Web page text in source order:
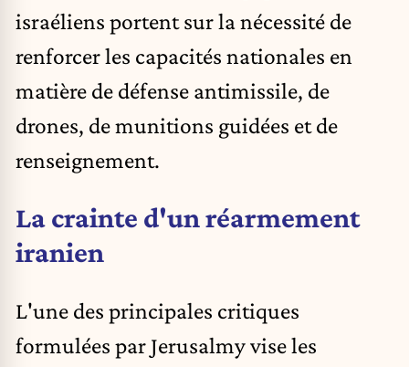
israéliens portent sur la nécessité de
renforcer les capacités nationales en
matière de défense antimissile, de
drones, de munitions guidées et de
renseignement.
La crainte d'un réarmement
iranien
L'une des principales critiques
formulées par Jerusalmy vise les